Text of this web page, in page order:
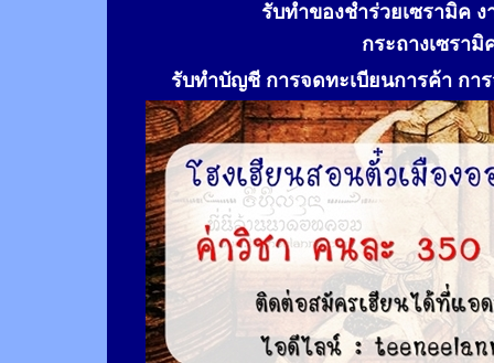
รับทำของชำร่วยเซรามิค
กระถางเซรา
รับทำบัญชี การจดทะเบียนการค้า กา